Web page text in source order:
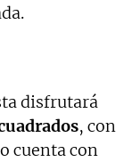
disfrutará
, con
cuenta con